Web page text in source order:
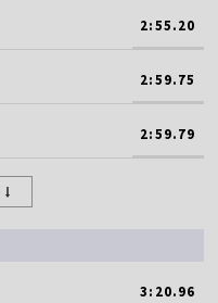
2:55.20
2:59.75
2:59.79
3:20.96